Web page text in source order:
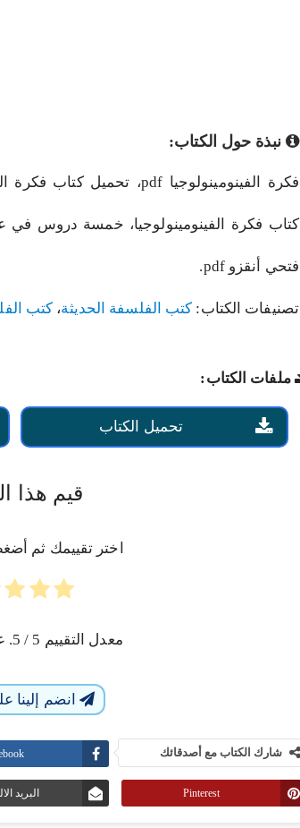
نبذة حول الكتاب:
كتاب فكرة الفينومينولوجيا، خمسة دروس في
فتحي أنقزو pdf.
تصنيفات الكتاب: كتب الفلسفة الحديثة، كتب
ملفات الكتاب:
تحميل الكتاب
قيم هذا
اختر تقييمك ثم
معدل التقييم 5 / 5. عدد الأصوات:
انضم إلينا
شارك الكتاب مع أصدقائك
Pinterest البريد